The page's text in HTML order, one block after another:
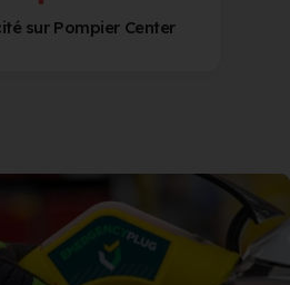
sur Pompier Center